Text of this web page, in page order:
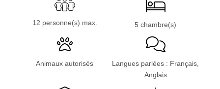
12 personne(s) max. 5 chambre(s)
Animaux autorisés
Langues parlées : Français,
Anglais